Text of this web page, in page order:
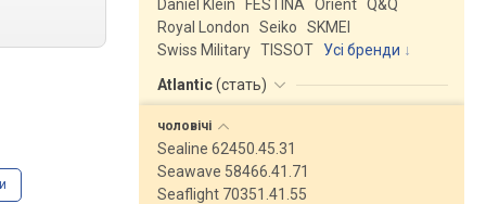
Daniel Klein
FESTINA Orient Q&Q
Royal London
Seiko
SKMEI
Swiss Military TISSOT
Усі бренди
Atlantic(стать)
чоловічі
Sealine 62450.45.31
Seawave 58466.41.71
Seaflight 70351.41.55